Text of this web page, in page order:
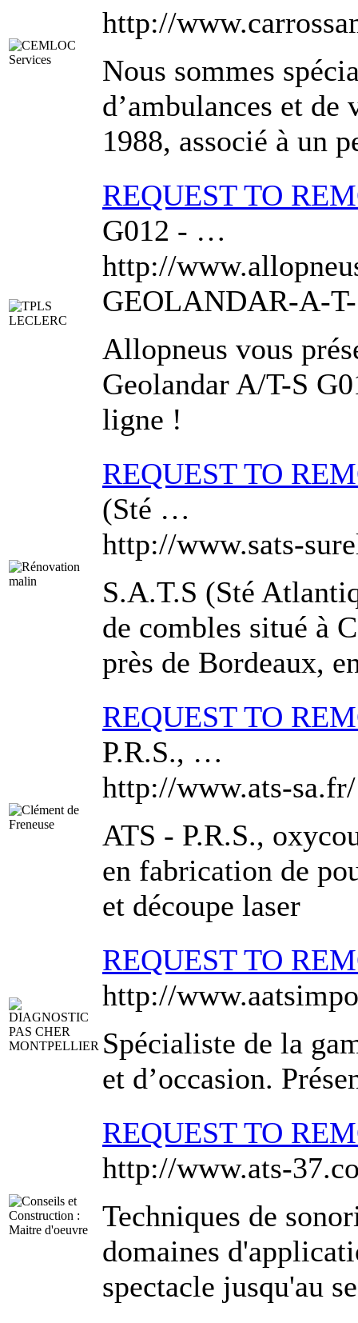
http://
Nous sommes
d’ambulances et
1988, associé à un
REQUEST TO
G012 - …
http://
GEOLANDAR-A-
Allopneus vous
Geolandar A/T-S
ligne !
REQUEST TO
(Sté …
http://www.sats-
S.A.T.S (Sté
de combles situé à
près de Bordeaux,
REQUEST TO
P.R.S., …
http://www.ats-sa.fr/
ATS - P.R.S.,
en fabrication de
et découpe laser
REQUEST TO
http://
Spécialiste de la
et d’occasion.
REQUEST TO
http://www.ats-
Techniques de
domaines
spectacle jusqu'au